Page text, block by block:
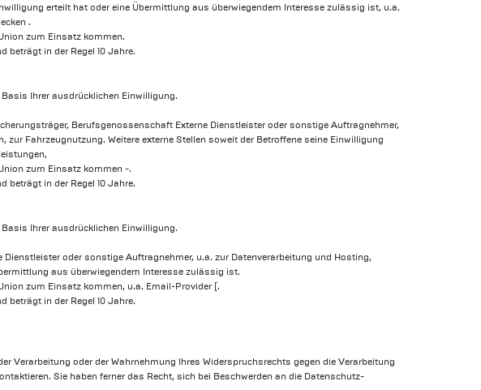
erteilt hat oder eine Übermittlung aus überwiegendem Interesse zulässig ist, u.a.
.
zum Einsatz kommen.
beträgt in der Regel 10 Jahre.
Ihrer ausdrücklichen Einwilligung.
Berufsgenossenschaft Externe Dienstleister oder sonstige Auftragnehmer,
Fahrzeugnutzung. Weitere externe Stellen soweit der Betroffene seine Einwilligung
zum Einsatz kommen -.
beträgt in der Regel 10 Jahre.
Ihrer ausdrücklichen Einwilligung.
oder sonstige Auftragnehmer, u.a. zur Datenverarbeitung und Hosting,
aus überwiegendem Interesse zulässig ist.
zum Einsatz kommen, u.a. Email-Provider [.
beträgt in der Regel 10 Jahre.
Verarbeitung oder der Wahrnehmung Ihres Widerspruchsrechts gegen die Verarbeitung
Sie haben ferner das Recht, sich bei Beschwerden an die Datenschutz-